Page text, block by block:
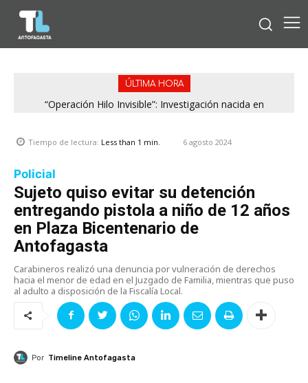
ÚLTIMA HORA
“Operación Hilo Invisible”: Investigación nacida en
Tiempo de lectura: Less than 1 min. 6 agosto 2024
Policial
Sujeto quiso evitar su detención
entregando pistola a niño de 12 años
en Plaza Bicentenario de
Antofagasta
Carabineros realizó una denuncia por vulneración de derechos
hacia el menor de edad en el Juzgado de Familia, mientras que puso
al adulto a disposición de la Fiscalía Local.
Por Timeline Antofagasta